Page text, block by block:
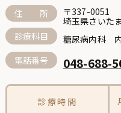
住 所
〒337-0051
埼玉県さいた
診療科目
糖尿病内科
電話番号
048-688-
診療時間